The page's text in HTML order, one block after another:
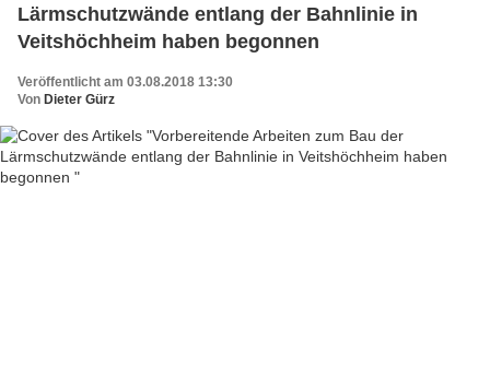
Lärmschutzwände entlang der Bahnlinie in
Veitshöchheim haben begonnen
Veröffentlicht am 03.08.2018 13:30
Von Dieter Gürz